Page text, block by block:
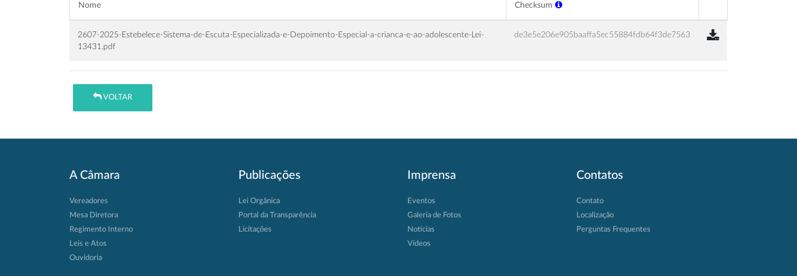
Nome Checksum
2607-2025-Estebelece-Sistema-de-Escuta-Especializada-e-Depoimento-Especial-a-crianca-e-ao-adolescente-Lei-
13431.pdf
de3e5e206e905baaffa5ec55884fdb64f3de7563
VOLTAR
A Câmara
Vereadores
Mesa Diretora
Regimento Interno
Leis e Atos
Ouvidoria
Publicações
Lei Orgânica
Portal da Transparência
Licitações
Imprensa
Eventos
Galeria de Fotos
Notícias
Vídeos
Contatos
Contato
Localização
Perguntas Frequentes